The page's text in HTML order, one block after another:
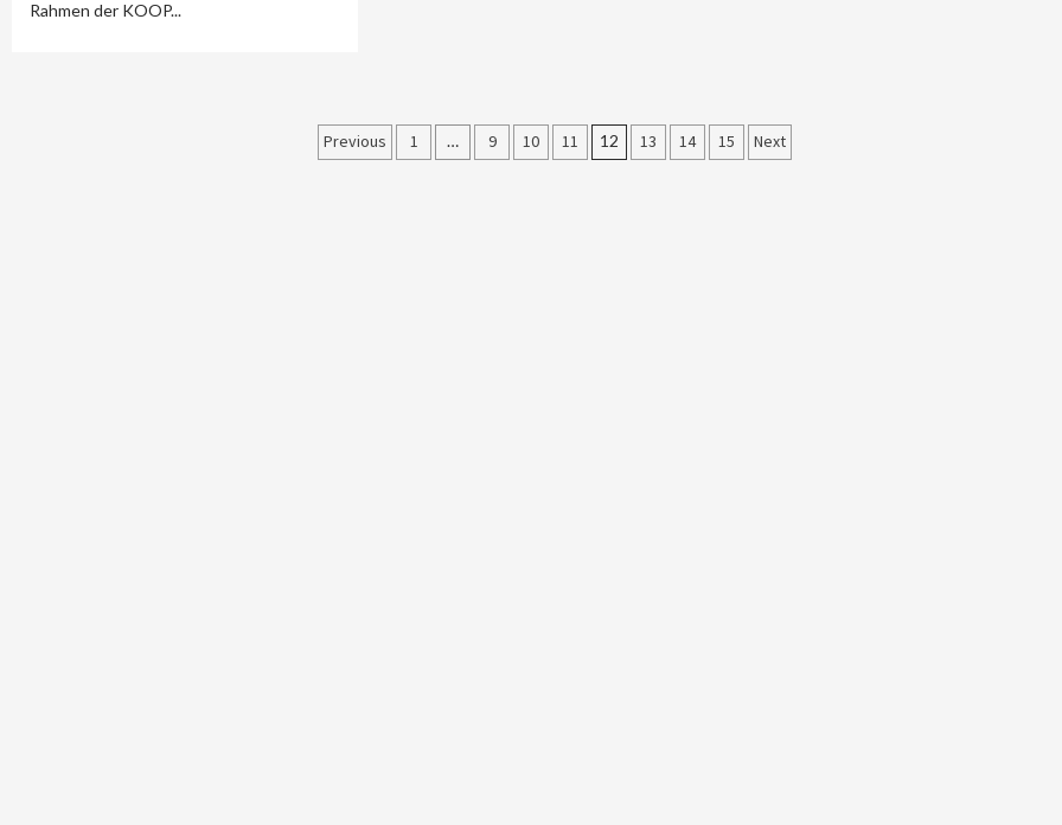
Rahmen der KOOP...
Seitennummerierung
Previous 1 … 9 10 11 12 13 14 15 Next